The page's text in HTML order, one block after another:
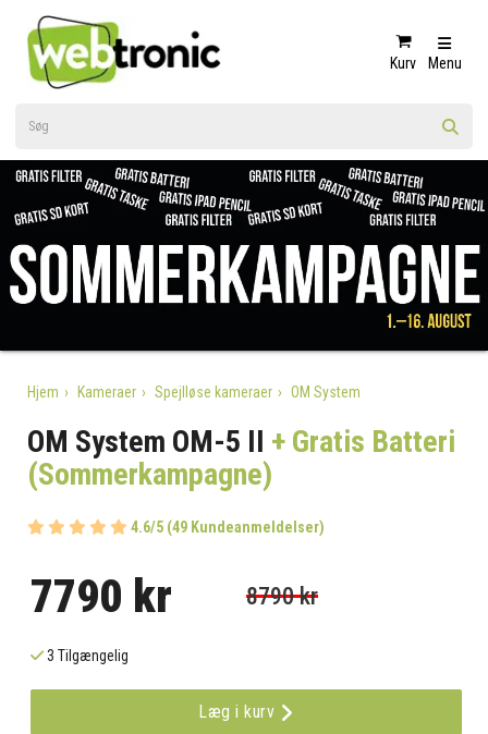
Kurv Menu
Hjem Kameraer Spejlløse kameraer OM System
OM System OM-5 II + Gratis Batteri
(Sommerkampagne)
4.6/5 (49 Kundeanmeldelser)
7790 kr 8790 kr
3 Tilgængelig
Læg i kurv